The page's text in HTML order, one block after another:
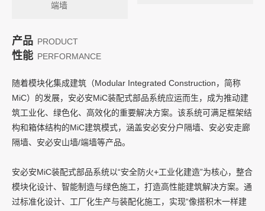
02
建筑被动防火系统
端墙
产品
性能
PRODUCT
PERFORMANCE
随着模块化集成建筑（Modular Integrated Construction，简称
MiC）的发展，安必安MiC装配式部品系统应运而生，成为推动建
筑工业化、绿色化、高效化的重要解决方案。该系统可满足框架结
构和箱体结构的MiC建筑模式，涵盖安必安分户隔墙、安必安走廊
隔墙、安必安山墙/端墙等产品。
安必安MiC装配式部品系统以“安全防火+工业化建造”为核心，整合
模块化设计、智能制造与绿色施工，打造高性能建筑解决方案。通
过标准化设计、工厂化生产与装配化施工，实现“像搭积木一样建